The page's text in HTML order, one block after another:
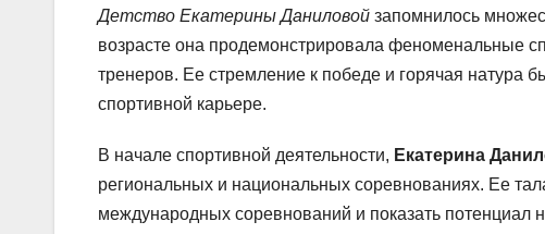
Детство Екатерины Даниловой запомнилось
возрасте она продемонстрировала феноменальные
тренеров. Ее стремление к победе и горячая натура
спортивной карьере.
В начале спортивной деятельности, Екатерина
региональных и национальных соревнованиях. Ее
международных соревнований и показать потенциал